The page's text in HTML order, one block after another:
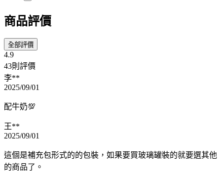
商品評價
全部評價
4.9
43則評價
李**
2025/09/01
配牛奶💯
王**
2025/09/01
這個是補充包形式的的包裝，如果要買玻璃罐裝的就要選其他
的商品了。